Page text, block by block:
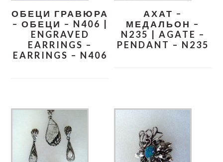
ОБЕЦИ ГРАВЮРА
– ОБЕЦИ – N406 |
ENGRAVED
EARRINGS –
EARRINGS – N406
АХАТ –
МЕДАЛЬОН –
N235 | AGATE –
PENDANT – N235